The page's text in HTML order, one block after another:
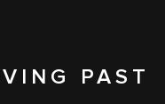
PAST